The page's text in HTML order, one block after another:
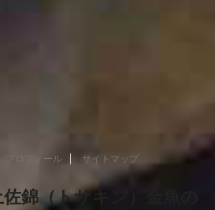
プロフィール サイトマップ
錦（トサキン）金魚の